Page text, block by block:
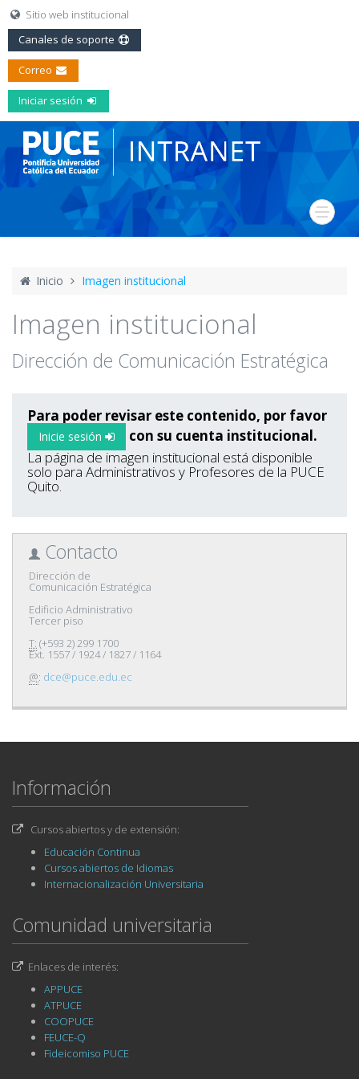
Sitio web institucional
Canales de soporte
Correo
Iniciar sesión
Inicio Imagen institucional
Imagen institucional
Dirección de Comunicación Estratégica
Para poder revisar este contenido, por favor
Inicie sesión
con su cuenta institucional.
La página de imagen institucional está disponible
solo para Administrativos y Profesores de la PUCE
Quito.
Contacto
Dirección de
Comunicación Estratégica
Edificio Administrativo
Tercer piso
T: (+593 2) 299 1700
Ext. 1557 / 1924 / 1827 / 1164
@: dce@puce.edu.ec
Información
Cursos abiertos y de extensión:
Educación Continua
Cursos abiertos de Idiomas
Internacionalización Universitaria
Comunidad universitaria
Enlaces de interés:
APPUCE
ATPUCE
COOPUCE
FEUCE-Q
Fideicomiso PUCE